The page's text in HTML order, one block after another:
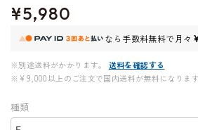
¥5,980
なら 手数料無料で月々
※別途送料がかかります。
送料を確認する
※¥9,000以上のご注文で国内送料が無料になります
種類